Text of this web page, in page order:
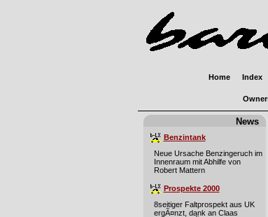
Home Index
News
Benzintank
Neue Ursache Benzingeruch im
Innenraum mit Abhilfe von
Robert Mattern
Prospekte 2000
8seitiger Faltprospekt aus UK
ergÃ¤nzt, dank an Claas